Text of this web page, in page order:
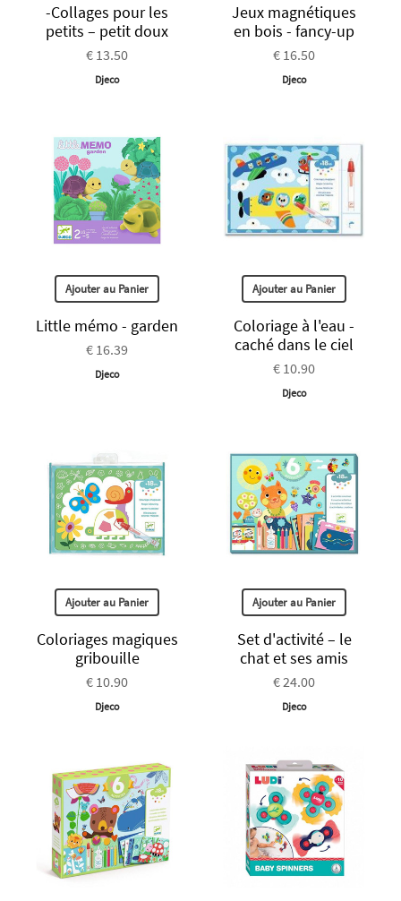
-Collages pour les
petits – petit doux
€ 13.50
Djeco
Jeux magnétiques
en bois - fancy-up
€ 16.50
Djeco
Ajouter au Panier
Little mémo - garden
€ 16.39
Djeco
Ajouter au Panier
Coloriage à l'eau -
caché dans le ciel
€ 10.90
Djeco
Ajouter au Panier
Coloriages magiques
gribouille
€ 10.90
Djeco
Ajouter au Panier
Set d'activité – le
chat et ses amis
€ 24.00
Djeco